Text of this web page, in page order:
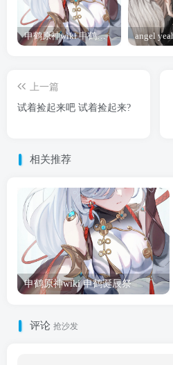
申鹤原神wiki 申鹤诞辰祭
上一篇
试着捡起来吧 试着捡起来?
相关推荐
申鹤原神wiki 申鹤诞辰祭
评论 抢沙发